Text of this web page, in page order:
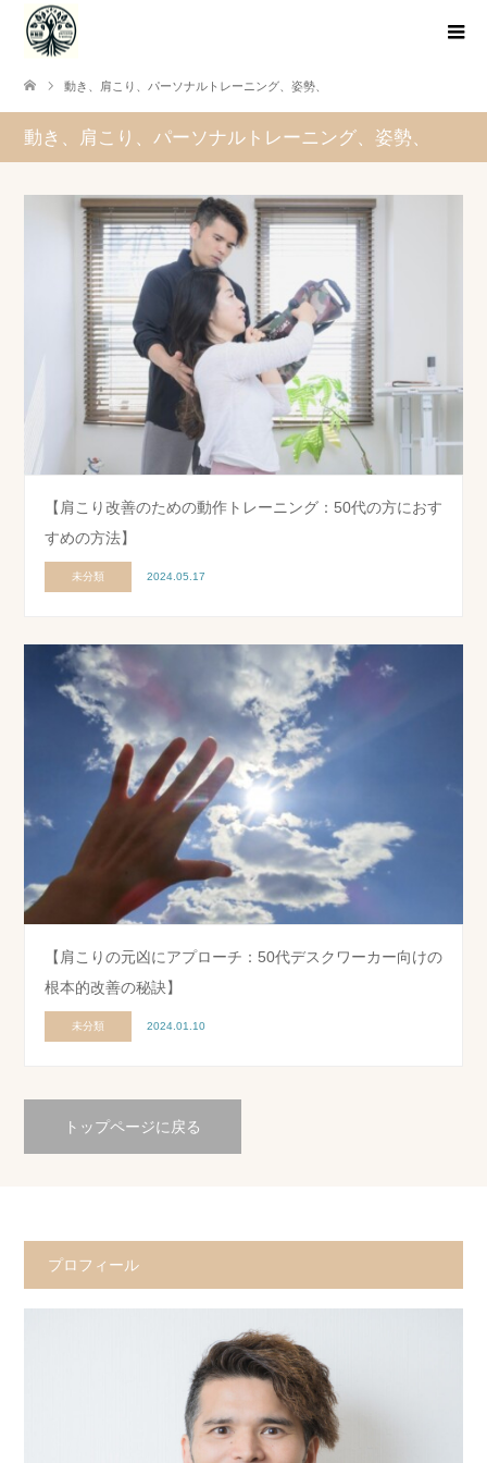
動き、肩こり、パーソナルトレーニング、姿勢、
動き、肩こり、パーソナルトレーニング、姿勢、
【肩こり改善のための動作トレーニング：50代の方におす
すめの方法】
未分類 2024.05.17
【肩こりの元凶にアプローチ：50代デスクワーカー向けの
根本的改善の秘訣】
未分類 2024.01.10
トップページに戻る
プロフィール